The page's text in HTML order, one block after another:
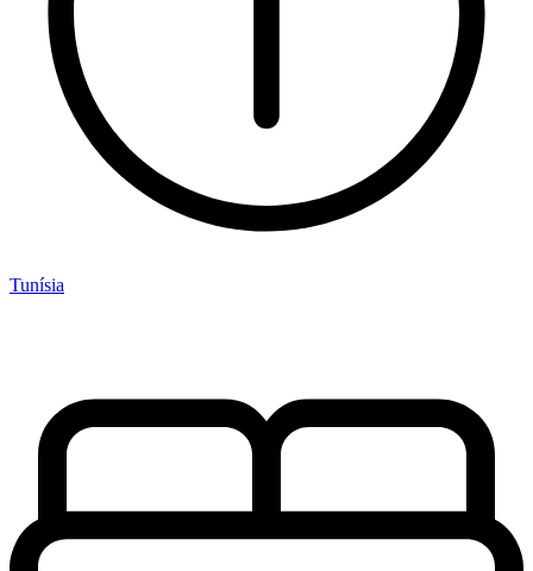
Tunísia